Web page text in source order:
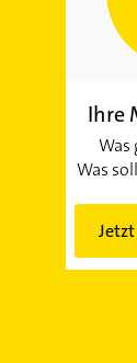
Ihre
Was
Was